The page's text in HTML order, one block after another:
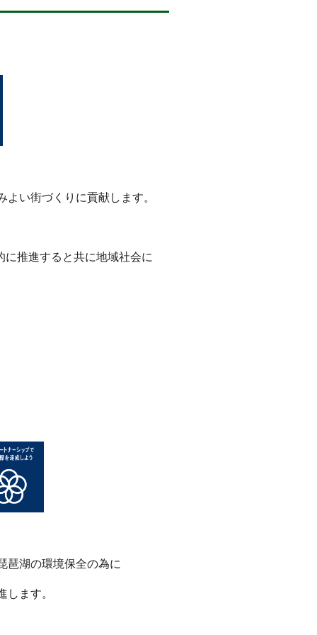
い街づくりに貢献します。
推進すると共に地域社会に
琶湖の環境保全の為に
ます。